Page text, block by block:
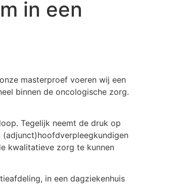
in een
masterproef voeren wij een
binnen de oncologische zorg.
Tegelijk neemt de druk op
kwalitatieve zorg te kunnen
in een dagziekenhuis